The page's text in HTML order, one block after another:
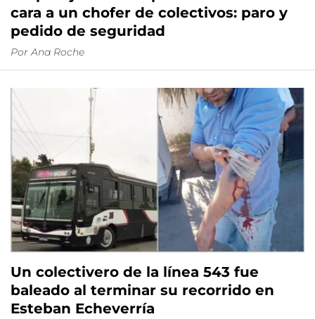
cara a un chofer de colectivos: paro y
pedido de seguridad
Por Ana Roche
Un colectivero de la línea 543 fue
baleado al terminar su recorrido en
Esteban Echeverría